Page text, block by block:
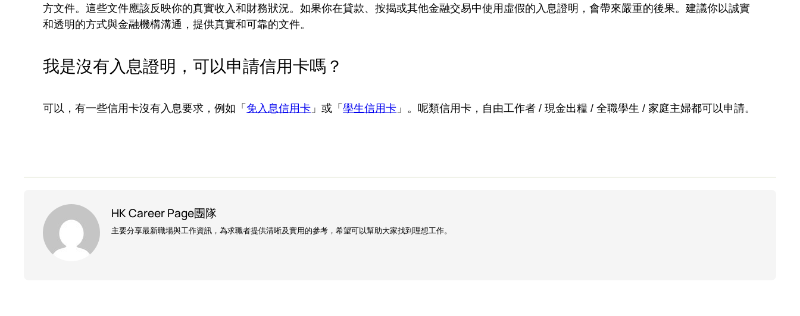
方文件。這些文件應該反映你的真實收入和財務狀況。如果你在貸款、按揭或其他金融交易中使用虛假的入息證明，會帶來嚴重的後果。建議你以誠實
和透明的方式與金融機構溝通，提供真實和可靠的文件。
我是沒有入息證明，可以申請信用卡嗎？
可以，有一些信用卡沒有入息要求，例如「免入息信用卡 」或「學生信用卡 」。呢類信用卡，自由工作者 / 現金出糧 / 全職學生 / 家庭主婦都可以申請。
HK Career Page團隊
主要分享最新職場與工作資訊，為求職者提供清晰及實用的參考，希望可以幫助大家找到理想工作。